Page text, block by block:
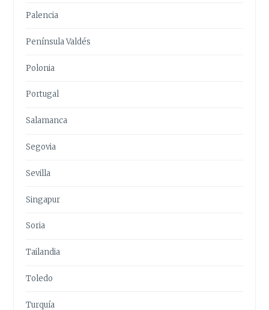
Palencia
Península Valdés
Polonia
Portugal
Salamanca
Segovia
Sevilla
Singapur
Soria
Tailandia
Toledo
Turquía